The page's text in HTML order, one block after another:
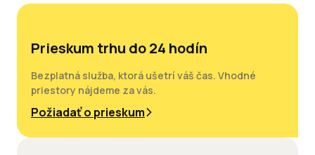
Prieskum trhu do 24 hodín
Bezplatná služba, ktorá ušetrí váš čas. Vhodné
priestory nájdeme za vás.
Požiadať o prieskum